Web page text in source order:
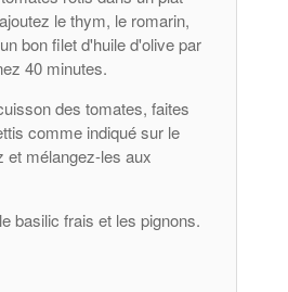
le thym, le romarin,
bon filet d'huile d'olive par
40 minutes.
des tomates, faites
comme indiqué sur le
et mélangez-les aux
basilic frais et les pignons.